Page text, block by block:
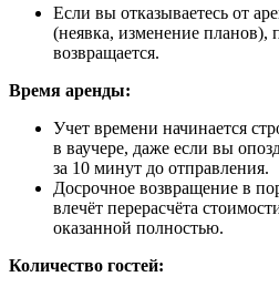
Если вы отказываетесь от
(неявка, изменение планов),
возвращается.
Время аренды:
Учет времени начинается
в ваучере, даже если вы
за 10 минут до отправления.
Досрочное возвращение в
влечёт перерасчёта
оказанной полностью.
Количество гостей: